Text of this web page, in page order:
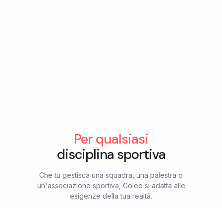
Per qualsiasi
disciplina sportiva
Che tu gestisca una squadra, una palestra o
un'associazione sportiva, Golee si adatta alle
esigenze della tua realtà.